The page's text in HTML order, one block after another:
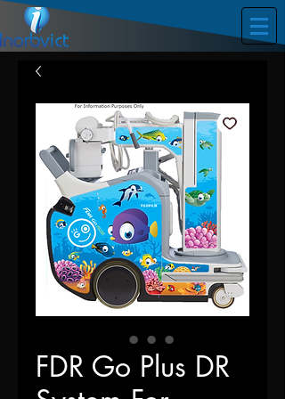
FDR Go Plus DR